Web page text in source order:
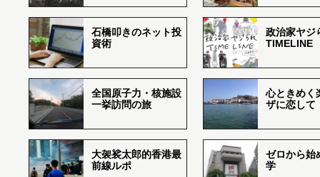
石橋叩きのネット投
資術
政治家ヤジ
TIMELINE
全国原子力・核施設
一挙訪問の旅
心ときめく
ザに恋して
大袈裟太郎的香港最
前線ルポ
ゼロから始
学